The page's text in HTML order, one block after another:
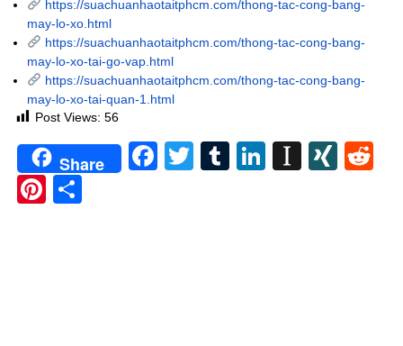
https://suachuanhaotaitphcm.com/thong-tac-cong-bang-
may-lo-xo.html
https://suachuanhaotaitphcm.com/thong-tac-cong-bang-
may-lo-xo-tai-go-vap.html
https://suachuanhaotaitphcm.com/thong-tac-cong-bang-
may-lo-xo-tai-quan-1.html
Post Views: 56
Share Facebook
TwitterTumblrLinkedIn
Pinterest